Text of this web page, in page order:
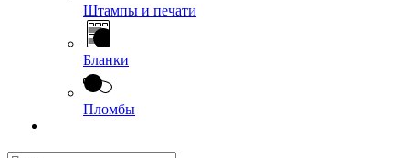
Штампы и печати
Бланки
Пломбы